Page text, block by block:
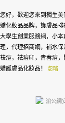
您好，歡迎您來到獨生
嬌化妝品品牌，護膚品
大學生創業服務網，小
理，代理招商網，補水
祛痘，祛痘印，青春痘
嬌護膚品化妝品！ 忽略
渝公網